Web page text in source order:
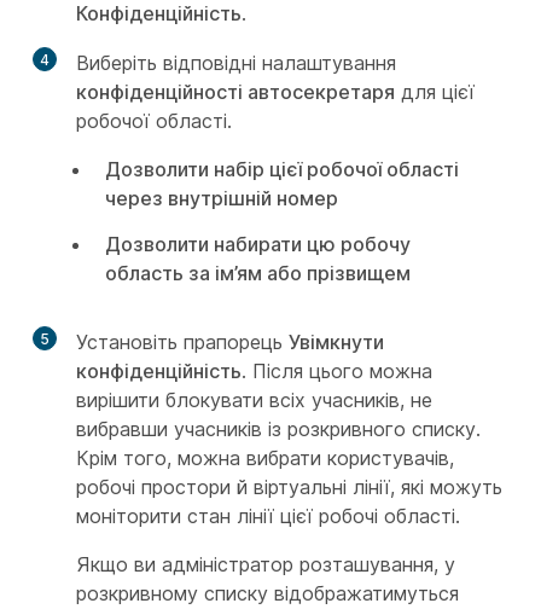
Конфіденційність.
4
Виберіть відповідні налаштування
конфіденційності автосекретаря для цієї
робочої області.
Дозволити набір цієї робочої області
через внутрішній номер
Дозволити набирати цю робочу
область за ім’ям або прізвищем
5 Установіть прапорець Увімкнути
конфіденційність. Після цього можна
вирішити блокувати всіх учасників, не
вибравши учасників із розкривного списку.
Крім того, можна вибрати користувачів,
робочі простори й віртуальні лінії, які можуть
моніторити стан лінії цієї робочі області.
Якщо ви адміністратор розташування, у
розкривному списку відображатимуться